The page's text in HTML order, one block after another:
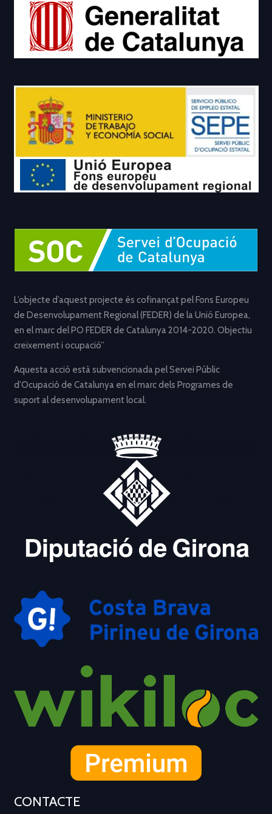
L’objecte d’aquest projecte és cofinançat pel Fons Europeu
de Desenvolupament Regional (FEDER) de la Unió Europea,
en el marc del PO FEDER de Catalunya 2014-2020. Objectiu
creixement i ocupació”
Aquesta acció està subvencionada pel Servei Públic
d’Ocupació de Catalunya en el marc dels Programes de
suport al desenvolupament local.
CONTACTE